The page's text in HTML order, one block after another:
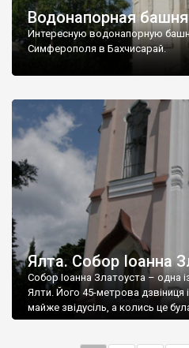
Водонапорная
Интересную водонапорную
Симферополя в Бахчисарай.
Ялта. Собор Іоанна
Собор Іоанна Златоуста – одна
Ялти. Його 45-метрова дзвіниця і
майже звідусіль, а колись це